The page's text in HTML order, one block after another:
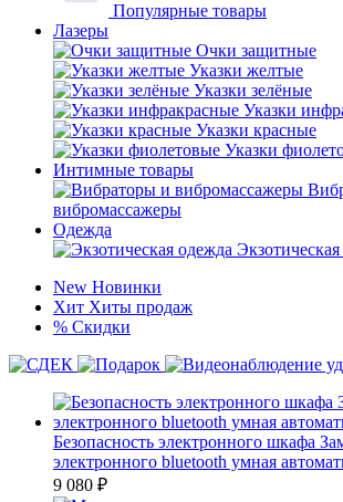
Популярные товары
Лазеры
Очки защитные
Указки желтые
Указки зелёные
Указки
Указки красные
Указки
Интимные товары
вибромассажеры
Одежда
New Новинки
Хит Хиты продаж
% Скидки
Безопасность электронного шкафа
электронного bluetooth умная
9 080 ₽